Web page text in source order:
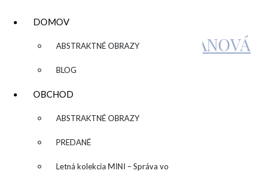
DOMOV
▼ ABSTRAKTNÉ OBRAZY
BLOG
OBCHOD
▼ ABSTRAKTNÉ OBRAZY
PREDANÉ
Letná kolekcia MINI – Správa vo
KATARÍNA SUJOVÁ KALMANOVÁ
IMG_1701
byadminLeave a Comment
Related Posts